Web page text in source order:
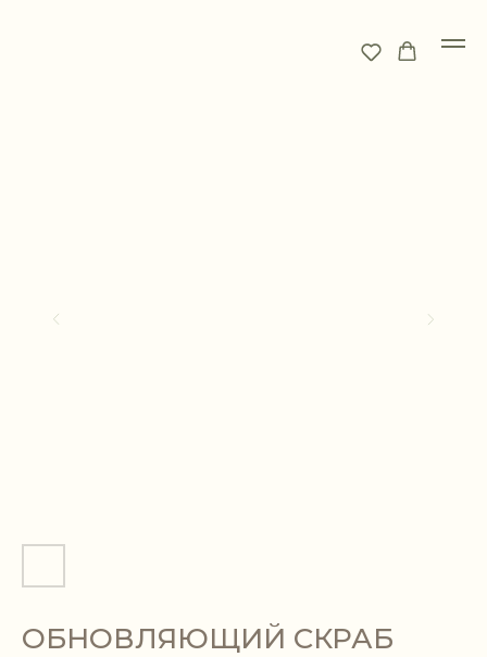
ОБНОВЛЯЮЩИЙ СКРАБ